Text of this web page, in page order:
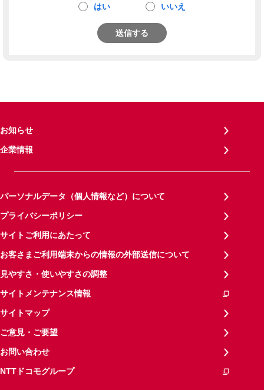
はい いいえ
送信する
お知らせ
企業情報
パーソナルデータ（個人情報など）について
プライバシーポリシー
サイトご利用にあたって
お客さまご利用端末からの情報の外部送信について
見やすさ・使いやすさの調整
サイトメンテナンス情報
サイトマップ
ご意見・ご要望
お問い合わせ
NTTドコモグループ